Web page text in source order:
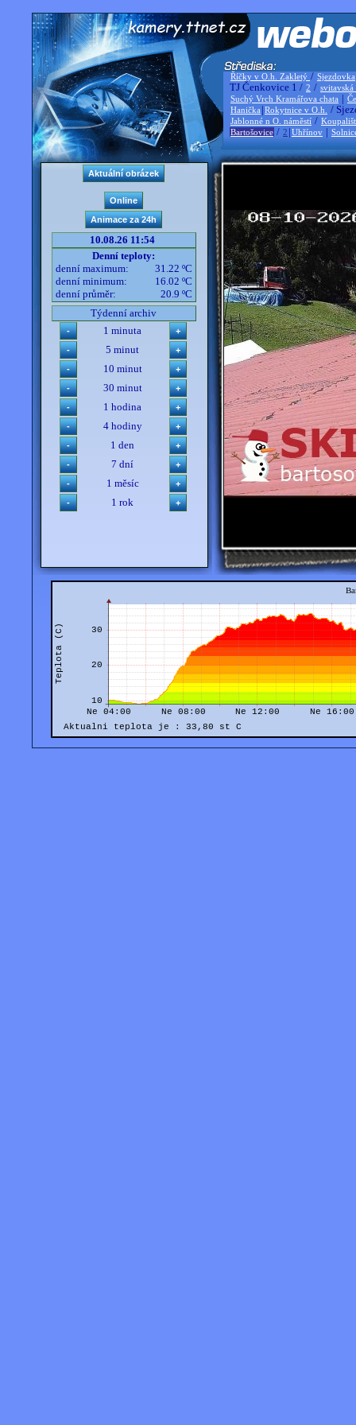
Říčky v O.h. Zakletý / Sjezdovka
TJ Čenkovice 1 / 2 / svitavská
Suchý Vrch Kramářova chata |
Hanička |Rokytnice v O.h. /
Jablonné n O. náměstí /
Bartošovice / 2 |Uhřínov |
10.08.26 11:54
Denní teploty:
denní maximum:
31.22 ºC
denní minimum:
16.02 ºC
denní průměr:
20.9 ºC
Týdenní archiv
1 minuta
5 minut
10 minut
30 minut
1 hodina
4 hodiny
1 den
7 dní
1 měsíc
1 rok